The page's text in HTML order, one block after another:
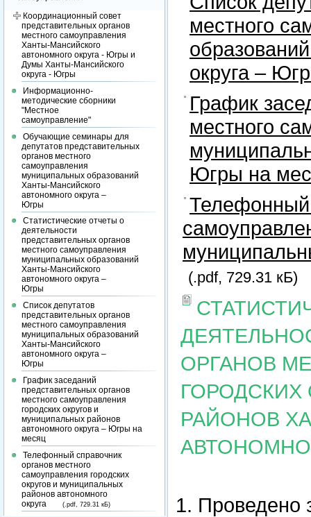
Координационный совет
представительных органов
местного самоуправления
Ханты-Мансийского
автономного округа - Югры и
Думы Ханты-Мансийского
округа - Югры
Информационно-
методические сборники
"Местное
самоуправление"
Обучающие семинары для
депутатов представительных
органов местного
самоуправления
муниципальных образований
Ханты-Мансийского
автономного округа –
Югры
Статистические отчеты о
деятельности
представительных органов
местного самоуправления
муниципальных образований
Ханты-Мансийского
автономного округа –
Югры
Список депутатов
представительных органов
местного самоуправления
муниципальных образований
Ханты-Мансийского
автономного округа –
Югры
График заседаний
представительных органов
местного самоуправления
городских округов и
муниципальных районов
автономного округа – Югры на
месяц
Телефонный справочник
органов местного
самоуправления городских
округов и муниципальных
районов автономного
округа
(.pdf, 729.31 кБ)
местного
округа –
График
местного
Югры на
Телефонный
(.pdf, 729.31 кБ)
ОРГАНОВ
РАЙОНОВ
1.